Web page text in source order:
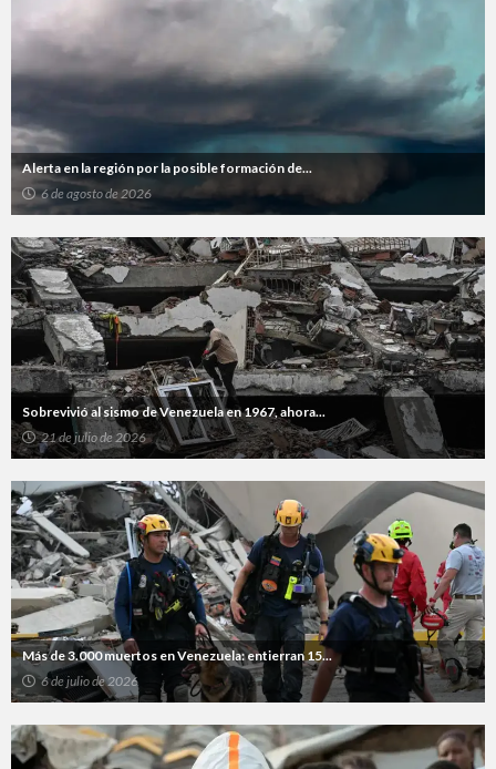
Alerta en la región por la posible formación de...
6 de agosto de 2026
Sobrevivió al sismo de Venezuela en 1967, ahora...
21 de julio de 2026
Más de 3.000 muertos en Venezuela: entierran 15...
6 de julio de 2026